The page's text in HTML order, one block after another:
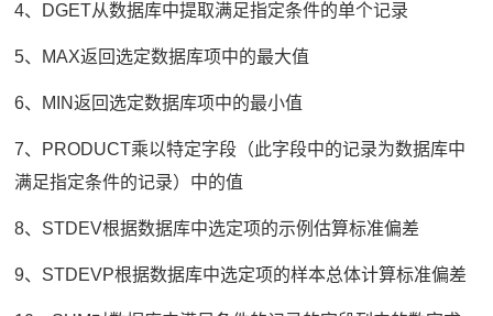
4、DGET从数据库中提取满足指定条件的单个记录
5、MAX返回选定数据库项中的最大值
6、MIN返回选定数据库项中的最小值
7、PRODUCT乘以特定字段（此字段中的记录为数据库中
满足指定条件的记录）中的值
8、STDEV根据数据库中选定项的示例估算标准偏差
9、STDEVP根据数据库中选定项的样本总体计算标准偏差